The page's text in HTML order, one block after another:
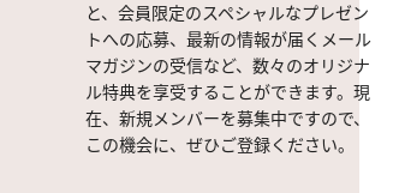
と、会員限定のスペシャルなプレゼン
トへの応募、最新の情報が届くメール
マガジンの受信など、数々のオリジナ
ル特典を享受することができます。現
在、新規メンバーを募集中ですので、
この機会に、ぜひご登録ください。